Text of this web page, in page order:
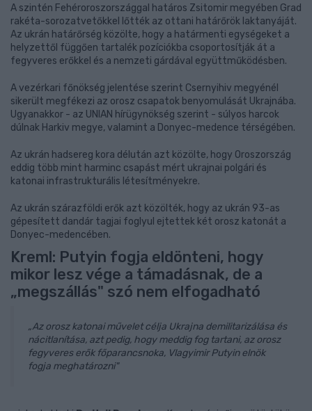
A szintén Fehéroroszországgal határos Zsitomir megyében Grad
rakéta-sorozatvetőkkel lőtték az ottani határőrök laktanyáját.
Az ukrán határőrség közölte, hogy a határmenti egységeket a
helyzettől függően tartalék pozíciókba csoportosítják át a
fegyveres erőkkel és a nemzeti gárdával együttműködésben.
A vezérkari főnökség jelentése szerint Csernyihiv megyénél
sikerült megfékezi az orosz csapatok benyomulását Ukrajnába.
Ugyanakkor - az UNIAN hírügynökség szerint - súlyos harcok
dúlnak Harkiv megye, valamint a Donyec-medence térségében.
Az ukrán hadsereg kora délután azt közölte, hogy Oroszország
eddig több mint harminc csapást mért ukrajnai polgári és
katonai infrastrukturális létesítményekre.
Az ukrán szárazföldi erők azt közölték, hogy az ukrán 93-as
gépesített dandár tagjai foglyul ejtettek két orosz katonát a
Donyec-medencében.
Kreml: Putyin fogja eldönteni, hogy
mikor lesz vége a támadásnak, de a
„megszállás" szó nem elfogadható
„Az orosz katonai művelet célja Ukrajna demilitarizálása és
nácitlanítása, azt pedig, hogy meddig fog tartani, az orosz
fegyveres erők főparancsnoka, Vlagyimir Putyin elnök
fogja meghatározni"